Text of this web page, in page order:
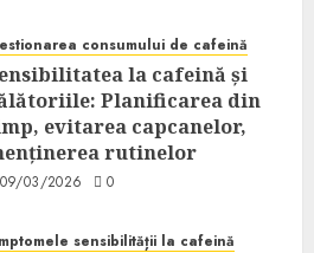
consumului de cafeină
la cafeină și
Planificarea din
evitarea capcanelor,
rutinelor
09/03/2026 0
sensibilității la cafeină